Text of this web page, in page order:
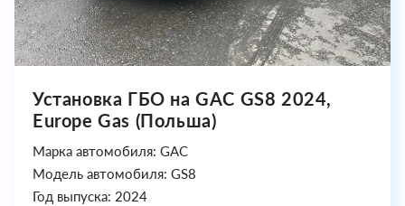
Установка ГБО на GAC GS8 2024,
Europe Gas (Польша)
Марка автомобиля: GAC
Модель автомобиля: GS8
Год выпуска: 2024